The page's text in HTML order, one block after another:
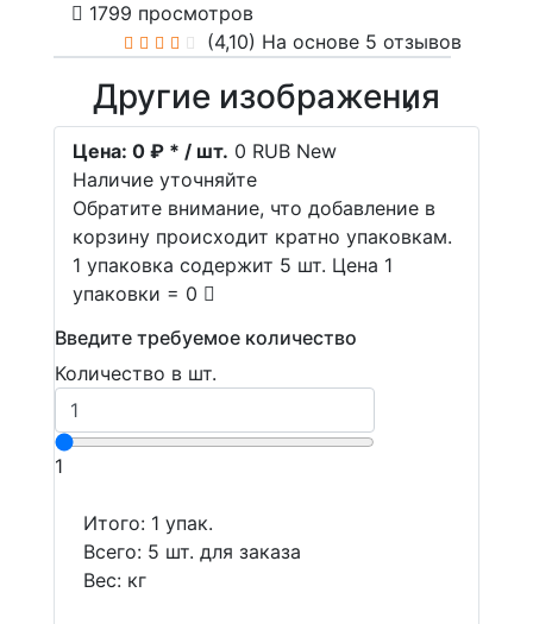
1799 просмотров
(4,10) На основе 5 отзывов
Другие изображения
Цена: 0 ₽ * / шт. 0 RUB New
Наличие уточняйте
Обратите внимание, что добавление в
корзину происходит кратно упаковкам.
1 упаковка содержит 5 шт. Цена 1
упаковки = 0
Введите требуемое количество
Количество в шт.
1
Итого: 1 упак.
Всего: 5 шт. для заказа
Вес: кг